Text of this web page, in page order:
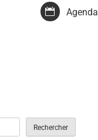
Agenda
Rechercher